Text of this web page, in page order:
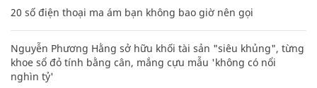
20 số điện thoại ma ám bạn không bao giờ nên gọi
Nguyễn Phương Hằng sở hữu khối tài sản "siêu khủng", từng
khoe sổ đỏ tính bằng cân, mắng cựu mẫu 'không có nổi
nghìn tỷ'